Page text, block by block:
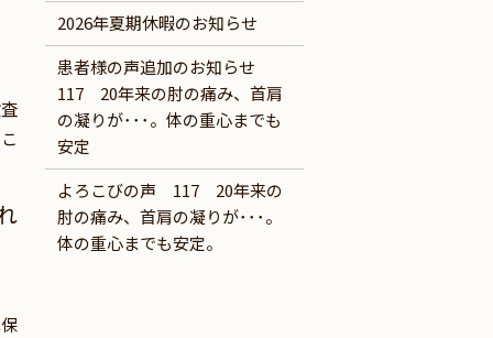
2026年夏期休暇のお知らせ
患者様の声追加のお知らせ
117 20年来の肘の痛み、首肩
の凝りが･･･。体の重心までも
安定
よろこびの声 117 20年来の
肘の痛み、首肩の凝りが･･･。
体の重心までも安定。